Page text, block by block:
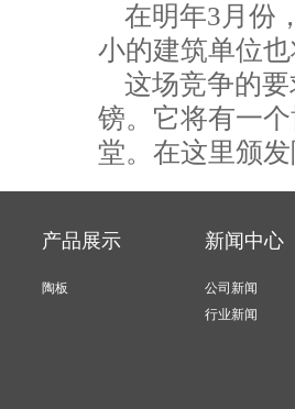
在明年3月份
小的建筑单位
这场竞争的要
镑。它将有一
堂。在这里颁
产品展示
陶板
新闻中心
公司新闻
行业新闻